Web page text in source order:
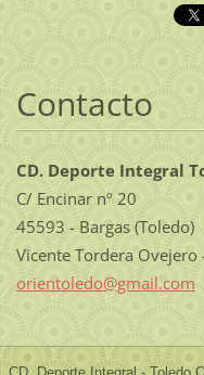
Contacto
CD. Deporte Integral
C/ Encinar nº 20
45593 - Bargas (Toledo)
Vicente Tordera
orientoledo@gmail.com